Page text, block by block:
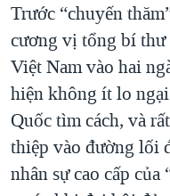
Trước “chuyến
cương vị tổng bí
Việt Nam vào hai
hiện không ít lo
Quốc tìm cách, và
thiệp vào đường lối
nhân sự cao cấp